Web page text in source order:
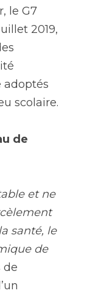
le G7
2019,
adoptés
scolaire.
de
et ne
santé, le
de
de